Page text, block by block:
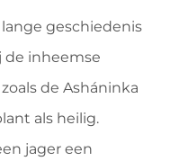
geschiedenis
de inheemse
de Asháninka
als heilig.
jager een